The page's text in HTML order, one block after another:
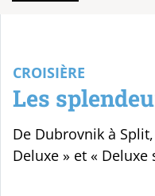
CROISIÈRE
Les
De Dubrovnik à
Deluxe » et «